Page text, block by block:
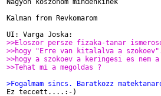
Nagyon koszonom mindenkinek
Kalman from Revkomarom
>>Eloszor persze fizaka-tanar
>>hogy "Erre van kitalalva a
>>hogy a szokoev a keringesi es
>>Tehat mi a megoldas ?
>Fogalmam sincs. Baratkozz